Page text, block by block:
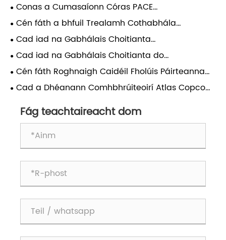
Conas a Cumasaíonn Córas PACE
Comhbhrúiteoirí Soghluaiste Atlas Copco
Coigeartuithe Brú Barra 0.1?
Cén fáth a bhfuil Trealamh Cothabhála
Accessories Comhbhrúiteoir Aeir Atlas
Riachtanach le haghaidh Feidhmíocht
Fadtéarmach Comhbhrúiteoir?
Cad iad na Gabhálais Choitianta
Comhbhrúiteoir Aeir Atlas Riachtanacha agus Cén
Fáth a Bhfuil Tábhacht acu?
Cad iad na Gabhálais Choitianta do
Chomhbhrúiteoirí Aeir Atlas?
Cén fáth Roghnaigh Caidéil Fholúis Páirteanna
Fíor le haghaidh Feidhmíochta Fadtéarmach?
Cad a Dhéanann Comhbhrúiteoirí Atlas Copco
Feidhmchláir Thionsclaíoch?
Fág teachtaireacht dom